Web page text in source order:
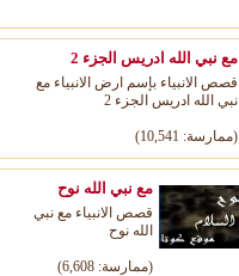
مع نبي الله ادريس الجزء 2
قصص الانبياء بإسم ارض الانبياء مع
نبي الله ادريس الجزء 2
(ممارسة: 10,541)
مع نبي الله نوح
قصص الانبياء مع نبي
الله نوح
(ممارسة: 6,608)